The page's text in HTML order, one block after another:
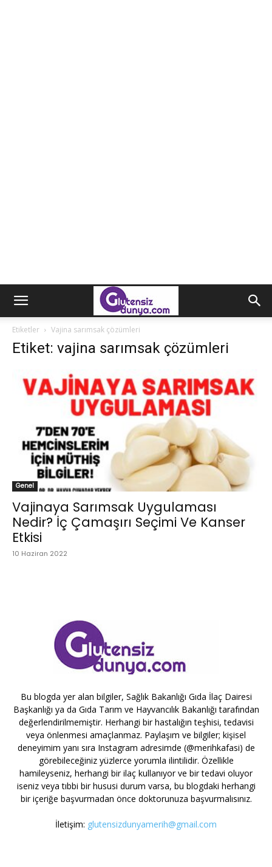
Etiketler Vajina sarımsak çözümleri
Etiket: vajina sarımsak çözümleri
Genel
Vajinaya Sarımsak Uygulaması
Nedir? İç Çamaşırı Seçimi Ve Kanser
Etkisi
10 Haziran 2022
Bu blogda yer alan bilgiler, Sağlık Bakanlığı Gıda İlaç Dairesi
Başkanlığı ya da Gıda Tarım ve Hayvancılık Bakanlığı tarafından
değerlendirilmemiştir. Herhangi bir hastalığın teşhisi, tedavisi
veya önlenmesi amaçlanmaz. Paylaşım ve bilgiler; kişisel
deneyimim yanı sıra Instagram adresimde (@merihkafasi) de
görebileceğiniz yüzlerce yorumla ilintilidir. Özellikle
hamileyseniz, herhangi bir ilaç kullanıyor ve bir tedavi oluyor
iseniz veya tıbbi bir hususi durum varsa, bu blogdaki herhangi
bir içeriğe başvurmadan önce doktorunuza başvurmalısınız.
İletişim: glutensizdunyamerih@gmail.com